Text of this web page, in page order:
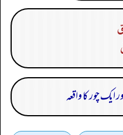
ایک چور کا واقعہ